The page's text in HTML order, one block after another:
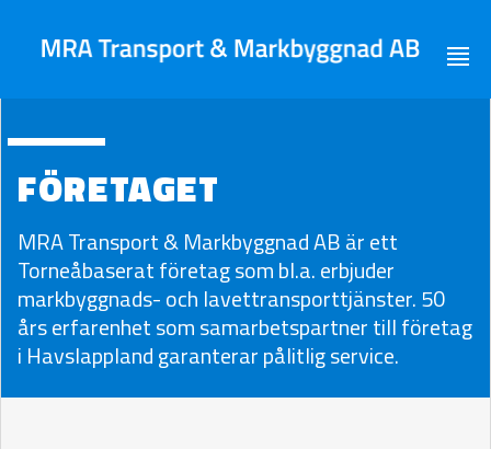
FÖRETAGET
MRA Transport & Markbyggnad AB är ett
Torneåbaserat företag som bl.a. erbjuder
markbyggnads- och lavettransporttjänster. 50
års erfarenhet som samarbetspartner till företag
i Havslappland garanterar pålitlig service.